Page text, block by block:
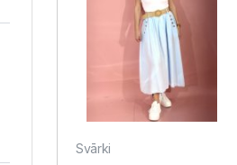
Svārki